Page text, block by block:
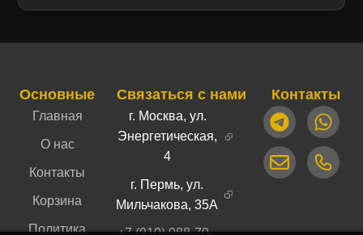
Основные
Главная
О нас
Контакты
Корзина
Политика
Связаться с нами
г. Москва, ул.
Энергетическая,
4
г. Пермь, ул.
Мильчакова, 35А
Контакты